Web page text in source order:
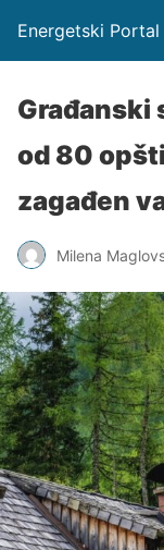
Energetski Portal
Građanski
od 80
zagađen
Milena